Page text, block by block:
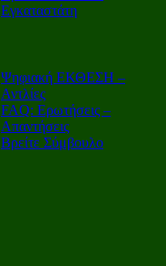
Εγκαταστάτη
Ψηφιακή ΕΚΘΕΣΗ –
Αντλίες
FAQ: Ερωτήσεις –
Απαντήσεις
Βρείτε Σύμβουλο